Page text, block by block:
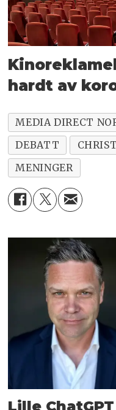
hardt av
MEDIA DIRECT
DEBATT
MENINGER
Lille